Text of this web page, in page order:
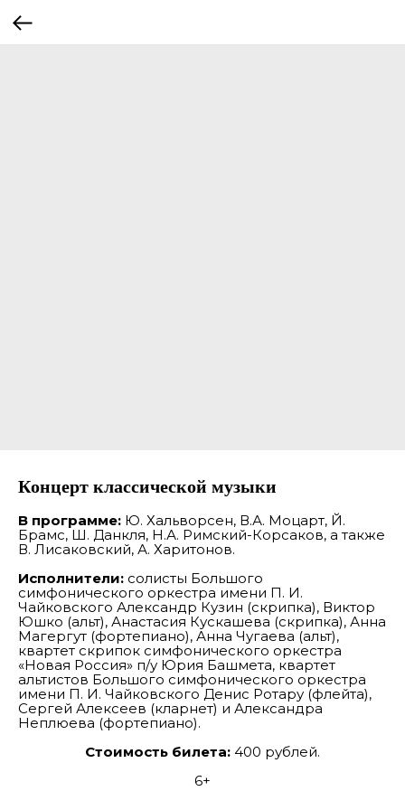
Концерт классической музыки
В программе: Ю. Хальворсен, В.А. Моцарт, Й.
Брамс, Ш. Данкля, Н.А. Римский-Корсаков, а также
В. Лисаковский, А. Харитонов.
Исполнители: солисты Большого
симфонического оркестра имени П. И.
Чайковского Александр Кузин (скрипка), Виктор
Юшко (альт), Анастасия Кускашева (скрипка), Анна
Магергут (фортепиано), Анна Чугаева (альт),
квартет скрипок симфонического оркестра
«Новая Россия» п/у Юрия Башмета, квартет
альтистов Большого симфонического оркестра
имени П. И. Чайковского Денис Ротару (флейта),
Сергей Алексеев (кларнет) и Александра
Неплюева (фортепиано).
Стоимость билета: 400 рублей.
6+